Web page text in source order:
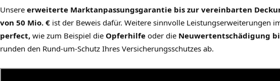
Unsere erweiterte Marktanpassungsgarantie bis zur vereinbarten
von 50 Mio. € ist der Beweis dafür. Weitere sinnvolle Leistungserweiterungen
perfect, wie zum Beispiel die Opferhilfe oder die Neuwertentschädigung
runden den Rund-um-Schutz Ihres Versicherungsschutzes ab.